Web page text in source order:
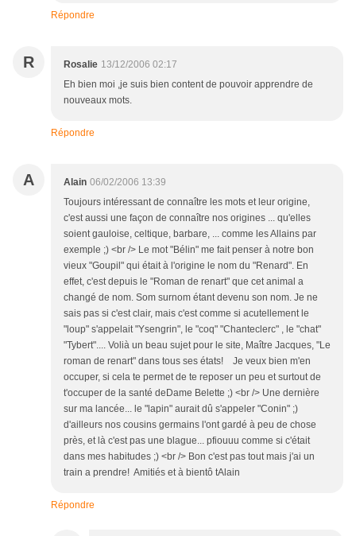
Répondre
R Rosalie 13/12/2006 02:17
Eh bien moi ,je suis bien content de pouvoir apprendre de
nouveaux mots.
Répondre
A Alain 06/02/2006 13:39
Toujours intéressant de connaître les mots et leur origine,
c'est aussi une façon de connaître nos origines ... qu'elles
soient gauloise, celtique, barbare, ... comme les Allains par
exemple ;) <br /> Le mot "Bélin" me fait penser à notre bon
vieux "Goupil" qui était à l'origine le nom du "Renard". En
effet, c'est depuis le "Roman de renart" que cet animal a
changé de nom. Som surnom étant devenu son nom. Je ne
sais pas si c'est clair, mais c'est comme si acutellement le
"loup" s'appelait "Ysengrin", le "coq" "Chanteclerc" , le "chat"
"Tybert".... Volià un beau sujet pour le site, Maître Jacques, "Le
roman de renart" dans tous ses états! Je veux bien m'en
occuper, si cela te permet de te reposer un peu et surtout de
t'occuper de la santé deDame Belette ;) <br /> Une dernière
sur ma lancée... le "lapin" aurait dû s'appeler "Conin" ;)
d'ailleurs nos cousins germains l'ont gardé à peu de chose
près, et là c'est pas une blague... pfiouuu comme si c'était
dans mes habitudes ;) <br /> Bon c'est pas tout mais j'ai un
train a prendre! Amitiés et à bientô tAlain
Répondre